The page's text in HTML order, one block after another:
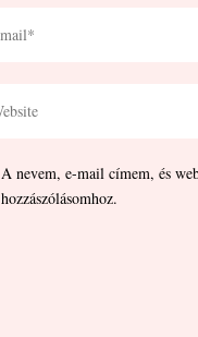
A nevem, e-mail címem, és
hozzászólásomhoz.